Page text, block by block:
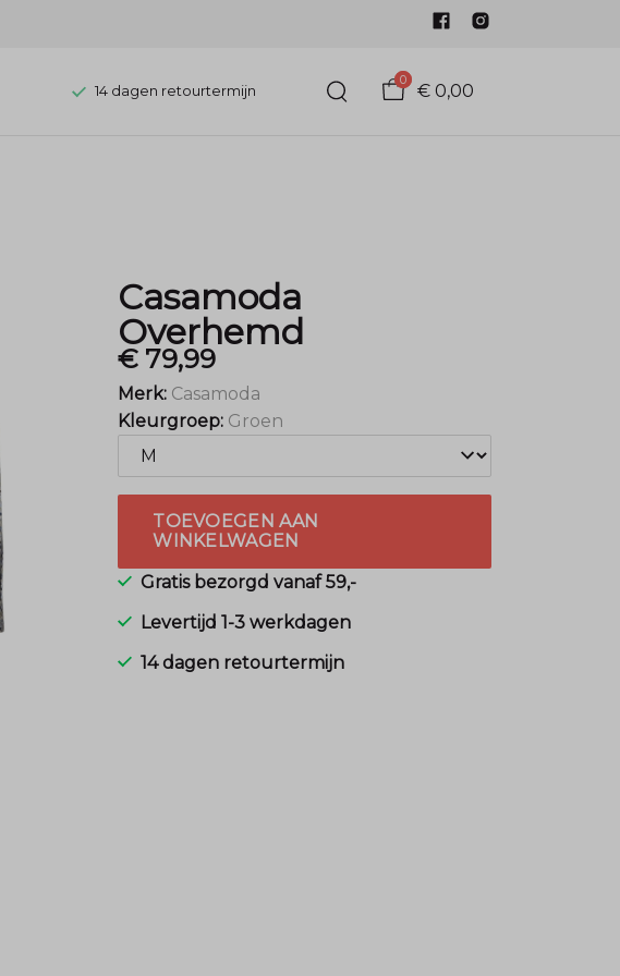
14 dagen retourtermijn
0
€ 0,00
Casamoda
Overhemd
€ 79,99
Merk: Casamoda
Kleurgroep: Groen
TOEVOEGEN AAN
WINKELWAGEN
Gratis bezorgd vanaf 59,-
Levertijd 1-3 werkdagen
14 dagen retourtermijn